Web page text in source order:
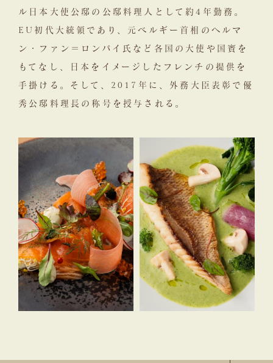
ル日本大使公邸の公邸料理人として約4年勤務。
EU初代大統領であり、元ベルギー首相のヘルマ
ン・ファン＝ロンパイ氏など各国の大使や国賓を
もてなし、日本をイメージしたフレンチの提供を
手掛ける。そして、2017年に、外務大臣表彰で優
秀公邸料理長の称号を授与される。